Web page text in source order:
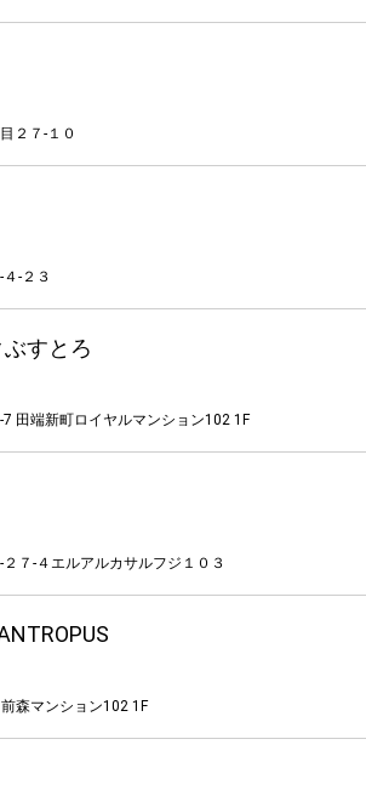
２７-１０
-２３
すとろ
田端新町ロイヤルマンション102 1F
７-４エルアルカサルフジ１０３
森マンション102 1F